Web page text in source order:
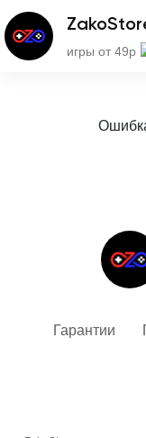
игры от 49р
Гарантии